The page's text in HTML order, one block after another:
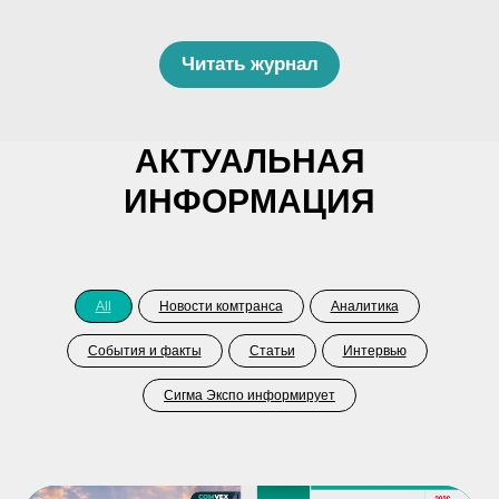
Читать журнал
АКТУАЛЬНАЯ
ИНФОРМАЦИЯ
All Новости комтранса Аналитика
События и факты Статьи Интервью
Сигма Экспо информирует